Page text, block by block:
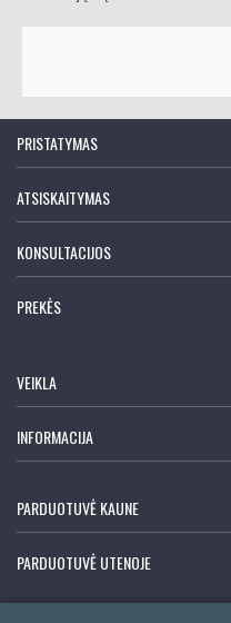
PRISTATYMAS
ATSISKAITYMAS
KONSULTACIJOS
PREKĖS
VEIKLA
INFORMACIJA
PARDUOTUVĖ KAUNE
PARDUOTUVĖ UTENOJE